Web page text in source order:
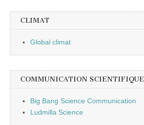
CLIMAT
Global climat
COMMUNICATION SCIENTIFIQUE
Big Bang Science Communication
Ludmilla Science